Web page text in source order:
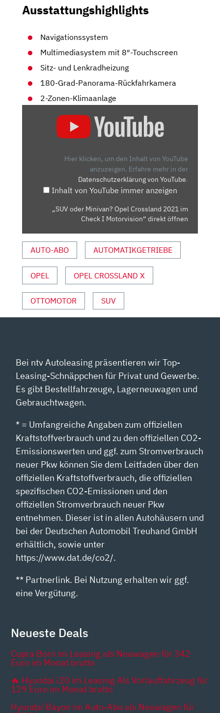
Ausstattungshighlights
Navigationssystem
Multimediasystem mit 8″-Touchscreen
Sitz- und Lenkradheizung
180-Grad-Panorama-Rückfahrkamera
2-Zonen-Klimaanlage
MINIVAN?
CROSSLAND
CHECK
YOUTUBE
ANZEIGEN
Hier klicken, um den Inhalt von YouTube
anzuzeigen. Erfahre mehr in der
Datenschutzerklärung von YouTube.
Inhalt von YouTube immer anzeigen
„SUV oder Minivan? Opel Crossland 2021 im
Check I Motorvision“ direkt öffnen
AUTO-ABO AUTOMATIKGETRIEBE
OPEL OPEL CROSSLAND X
OTTOMOTOR SUV
Bei ntv Autoleasing präsentieren wir Top-
Leasing-Schnäppchen für Privat und Gewerbe.
Es gibt Bestellfahrzeuge, Lagerneuwagen und
Gebrauchtwagen.
* = Umfangreiche Angaben zum offiziellen
Kraftstoffverbrauch und zu den offiziellen CO2-
Emissionswerten und ggf. zum Stromverbrauch
neuer Pkw können Sie dem Leitfaden über den
offiziellen Kraftstoffverbrauch, die offiziellen
spezifischen CO2-Emissionen und den
offiziellen Stromverbrauch neuer Pkw
entnehmen. Dieser ist in allen Autohäusern und
bei der Deutschen Automobil Treuhand GmbH
erhältlich, sowie unter
https://www.dat.de/co2/.
** Partnerlink. Bei Nutzung erhalten wir ggf.
eine Vergütung.
Neueste Deals
Cupra Born im Leasing als Neuwagen für 342
Euro im Monat brutto
🔥 Hyundai i20 im Leasing Als Vorlauffahrzeug für
129 Euro im Monat brutto
Hyundai Bayon im Auto-Abo als Neuwagen für